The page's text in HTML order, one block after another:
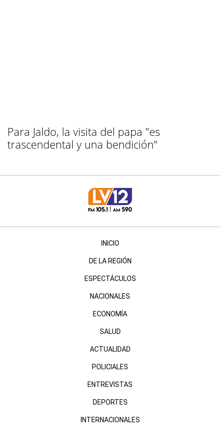
Para Jaldo, la visita del papa "es
trascendental y una bendición"
INICIO
DE LA REGIÓN
ESPECTÁCULOS
NACIONALES
ECONOMÍA
SALUD
ACTUALIDAD
POLICIALES
ENTREVISTAS
DEPORTES
INTERNACIONALES